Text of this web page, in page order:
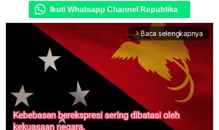
Ikuti Whatsapp Channel Republika
arrow_forward_ios Baca selengkapnya